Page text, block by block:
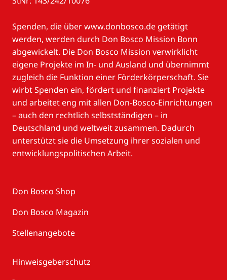
Spenden, die über www.donbosco.de getätigt
werden, werden durch Don Bosco Mission Bonn
abgewickelt. Die Don Bosco Mission verwirklicht
eigene Projekte im In- und Ausland und übernimmt
zugleich die Funktion einer Förderkörperschaft. Sie
wirbt Spenden ein, fördert und finanziert Projekte
und arbeitet eng mit allen Don-Bosco-Einrichtungen
– auch den rechtlich selbstständigen – in
Deutschland und weltweit zusammen. Dadurch
unterstützt sie die Umsetzung ihrer sozialen und
entwicklungspolitischen Arbeit.
Don Bosco Shop
Don Bosco Magazin
Stellenangebote
Hinweisgeberschutz